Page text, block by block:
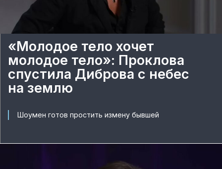
«Молодое тело хочет
молодое тело»: Проклова
спустила Диброва с небес
на землю
Шоумен готов простить измену бывшей